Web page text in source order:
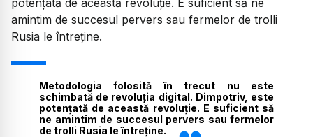
potențată de această revoluție. E suficient să ne
amintim de succesul pervers sau fermelor de trolli
Rusia le întreține.
Metodologia folosită în trecut nu este
schimbată de revoluția digital. Dimpotriv, este
potențată de această revoluție. E suficient să
ne amintim de succesul pervers sau fermelor
de trolli Rusia le întreține.